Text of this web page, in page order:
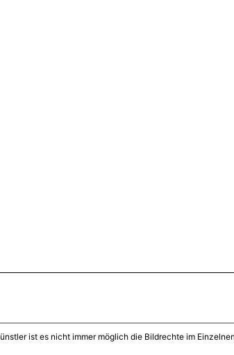
ist es nicht immer möglich die Bildrechte im